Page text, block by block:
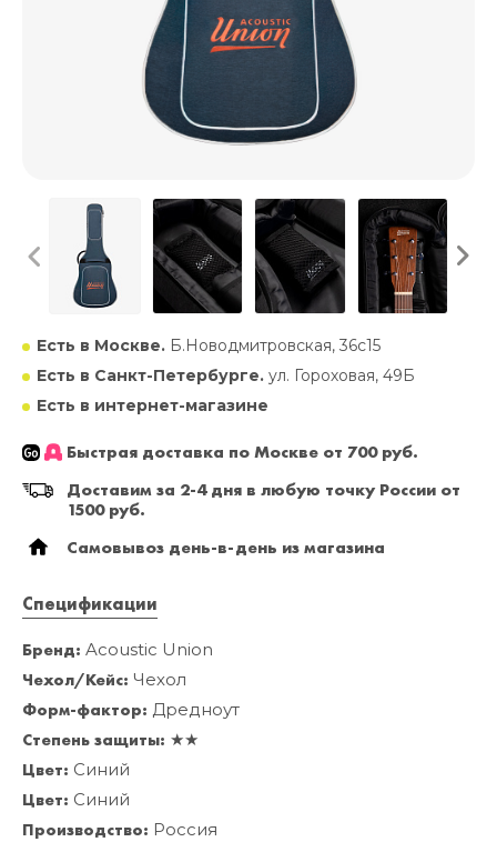
Есть в Москве. Б.Новодмитровская, 36с15
Есть в Санкт-Петербурге. ул. Гороховая, 49Б
Есть в интернет-магазине
Быстрая доставка по Москве от 700 руб.
Доставим за 2-4 дня в любую точку России от
1500 руб.
Самовывоз день-в-день из магазина
Спецификации
Бренд: Acoustic Union
Чехол/Кейс: Чехол
Форм-фактор: Дредноут
Степень защиты: ★★
Цвет: Синий
Цвет: Синий
Производство: Россия